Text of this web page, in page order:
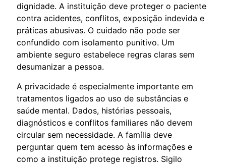
dignidade. A instituição deve proteger o paciente
contra acidentes, conflitos, exposição indevida e
práticas abusivas. O cuidado não pode ser
confundido com isolamento punitivo. Um
ambiente seguro estabelece regras claras sem
desumanizar a pessoa.
A privacidade é especialmente importante em
tratamentos ligados ao uso de substâncias e
saúde mental. Dados, histórias pessoais,
diagnósticos e conflitos familiares não devem
circular sem necessidade. A família deve
perguntar quem tem acesso às informações e
como a instituição protege registros. Sigilo